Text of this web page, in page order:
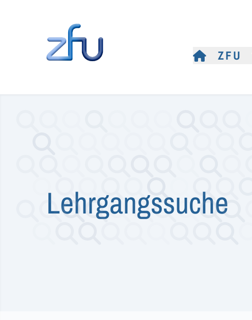
ZFU
Lehrgangssuche